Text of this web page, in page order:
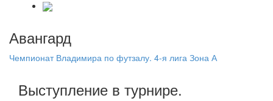
Авангард
Чемпионат Владимира по футзалу. 4-я лига Зона А
Выступление в турнире.